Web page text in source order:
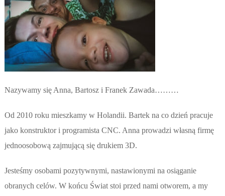
Nazywamy się Anna, Bartosz i Franek Zawada………
Od 2010 roku mieszkamy w Holandii. Bartek na co dzień pracuje
jako konstruktor i programista CNC. Anna prowadzi własną firmę
jednoosobową zajmującą się drukiem 3D.
Jesteśmy osobami pozytywnymi, nastawionymi na osiąganie
obranych celów. W końcu Świat stoi przed nami otworem, a my